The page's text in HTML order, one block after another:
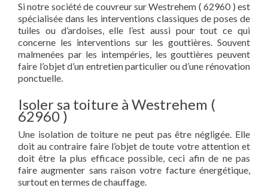
Si notre société de couvreur sur Westrehem ( 62960 ) est
spécialisée dans les interventions classiques de poses de
tuiles ou d’ardoises, elle l’est aussi pour tout ce qui
concerne les interventions sur les gouttières. Souvent
malmenées par les intempéries, les gouttières peuvent
faire l’objet d’un entretien particulier ou d’une rénovation
ponctuelle.
Isoler sa toiture à Westrehem (
62960 )
Une isolation de toiture ne peut pas être négligée. Elle
doit au contraire faire l’objet de toute votre attention et
doit être la plus efficace possible, ceci afin de ne pas
faire augmenter sans raison votre facture énergétique,
surtout en termes de chauffage.